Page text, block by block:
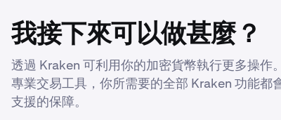
我接下來可以做甚麼？
透過 Kraken 可利用你的加密貨幣執行更多操作
專業交易工具，你所需要的全部 Kraken 功能都
支援的保障。